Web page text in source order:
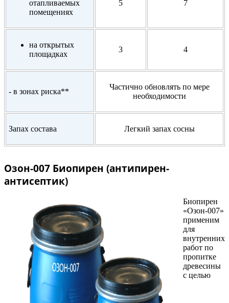
отапливаемых
помещениях
5 7
на открытых
площадках
3 4
- в зонах риска**
Частично обновлять по мере
необходимости
Запах состава Легкий запах сосны
Озон-007 Биопирен (антипирен-
антисептик)
Биопирен
«Озон-007»
применим
для
внутренних
работ по
пропитке
древесины
с целью